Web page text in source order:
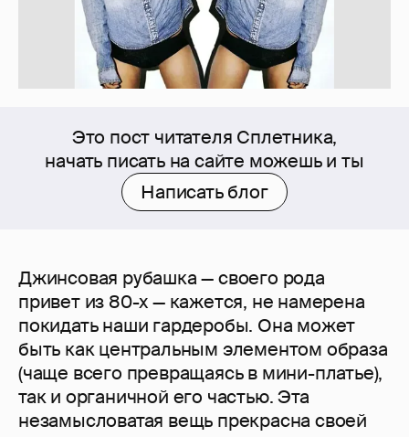
Это пост читателя Сплетника,
начать писать на сайте можешь и ты
Написать блог
Джинсовая рубашка — своего рода
привет из 80-х — кажется, не намерена
покидать наши гардеробы. Она может
быть как центральным элементом образа
(чаще всего превращаясь в мини-платье),
так и органичной его частью. Эта
незамысловатая вещь прекрасна своей